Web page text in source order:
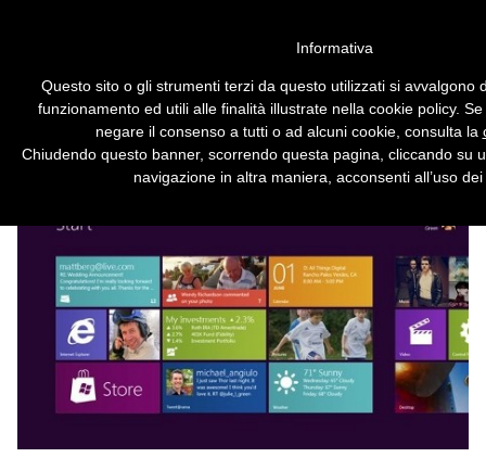
Microsoft dice addio alle finestre e inaugura
l'era dei "tile": le mattonelle di Windows
Phone 7 arriveranno anche su tablet e PC
Informativa
Questo sito o gli strumenti terzi da questo utilizzati si avvalgono
funzionamento ed utili alle finalità illustrate nella cookie policy.
negare il consenso a tutti o ad alcuni cookie, consulta la
Chiudendo questo banner, scorrendo questa pagina, cliccando su
navigazione in altra maniera, acconsenti all’uso